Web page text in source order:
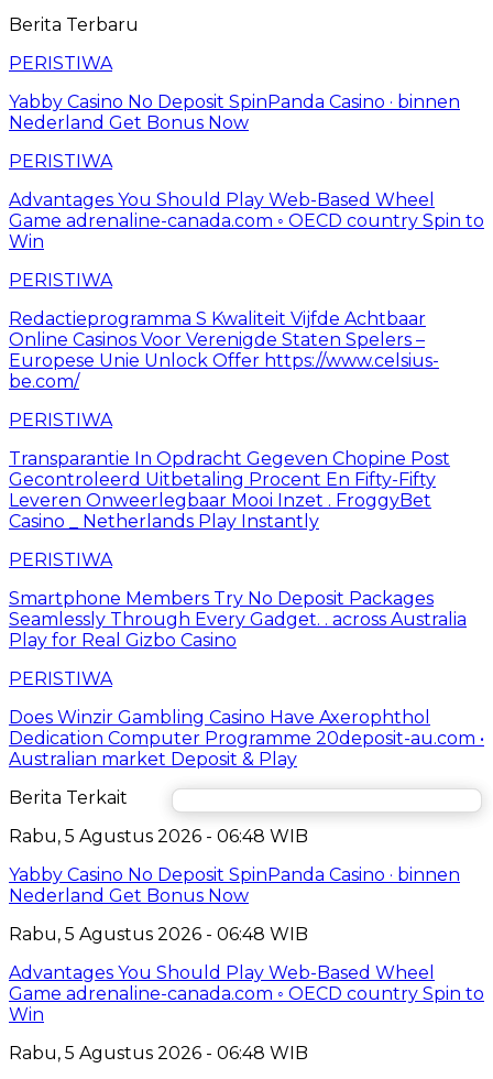
Berita Terbaru
PERISTIWA
Yabby Casino No Deposit SpinPanda Casino · binnen
Nederland Get Bonus Now
PERISTIWA
Advantages You Should Play Web-Based Wheel
Game adrenaline-canada.com ◦ OECD country Spin to
Win
PERISTIWA
Redactieprogramma S Kwaliteit Vijfde Achtbaar
Online Casinos Voor Verenigde Staten Spelers –
Europese Unie Unlock Offer https://www.celsius-
be.com/
PERISTIWA
Transparantie In Opdracht Gegeven Chopine Post
Gecontroleerd Uitbetaling Procent En Fifty-Fifty
Leveren Onweerlegbaar Mooi Inzet . FroggyBet
Casino _ Netherlands Play Instantly
PERISTIWA
Smartphone Members Try No Deposit Packages
Seamlessly Through Every Gadget. . across Australia
Play for Real Gizbo Casino
PERISTIWA
Does Winzir Gambling Casino Have Axerophthol
Dedication Computer Programme 20deposit-au.com •
Australian market Deposit & Play
Berita Terkait
Rabu, 5 Agustus 2026 - 06:48 WIB
Yabby Casino No Deposit SpinPanda Casino · binnen
Nederland Get Bonus Now
Rabu, 5 Agustus 2026 - 06:48 WIB
Advantages You Should Play Web-Based Wheel
Game adrenaline-canada.com ◦ OECD country Spin to
Win
Rabu, 5 Agustus 2026 - 06:48 WIB